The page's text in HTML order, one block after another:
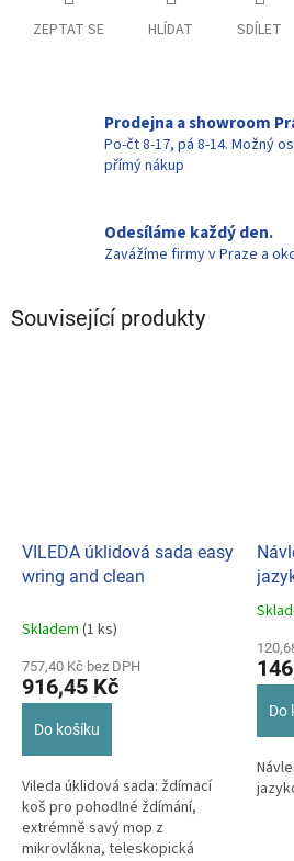
ZEPTAT SE HLÍDAT SDÍLET
Prodejna a showroom
Po-čt 8-17, pá 8-14. Možný
přímý nákup
Odesíláme každý den.
Zavážíme firmy v Praze a
Související produkty
VILEDA úklidová sada easy
wring and clean
Skladem (1 ks)
757,40 Kč bez DPH
916,45 Kč
Do košíku
Vileda úklidová sada: ždímací
koš pro pohodlné ždímání,
extrémně savý mop z
mikrovlákna, teleskopická
je
5
Do